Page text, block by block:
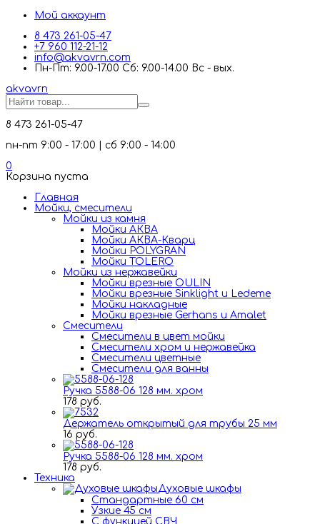
Мой аккаунт
8 473 261-05-47
+7 960 112-21-12
info@akvavrn.com
Пн-Пт: 9.00-17.00 Сб: 9.00-14.00 Вс - вых.
akvavrn
8 473 261-05-47
пн-пт 9:00 - 17:00 | сб 9:00 - 14:00
0
Корзина пуста
Главная
Мойки, смесители
Mойки из камня
Мойки АКВА
Мойки АКВА-Кварц
Мойки POLYGRAN
Мойки TOLERO
Мойки из нержавейки
Мойки врезные OULIN
Мойки врезные Sinklight и Ledeme
Мойки накладные
Мойки врезные Gerhans и Amalet
Смесители
Смесители в цвет мойки
Смесители хром и нержавейка
Смесители цветные
Смесители для ванны
Ручка 5588-06 128 мм. хром
178 руб.
Держатель открытый для трубы 25 мм
16 руб.
Ручка 5588-06 128 мм. хром
178 руб.
Техника
Духовые шкафы
Стандартные 60 см
Узкие 45 см
С функцией СВЧ